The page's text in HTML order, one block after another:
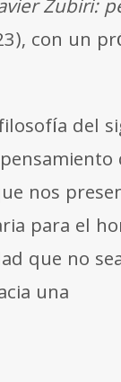
Zubiri:
con un
del
nos
para el
que no
una